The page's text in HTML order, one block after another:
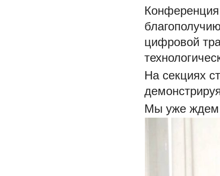
цифровой
На секциях
Мы уже ждем